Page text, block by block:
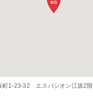
町1-23-32 エスパシオン江坂2階